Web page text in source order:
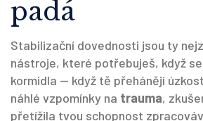
padá
Stabilizační dovednosti jsou ty
nástroje, které potřebuješ, když
kormidla — když tě přehánějí
náhlé vzpomínky na trauma,
přetížila tvou schopnost